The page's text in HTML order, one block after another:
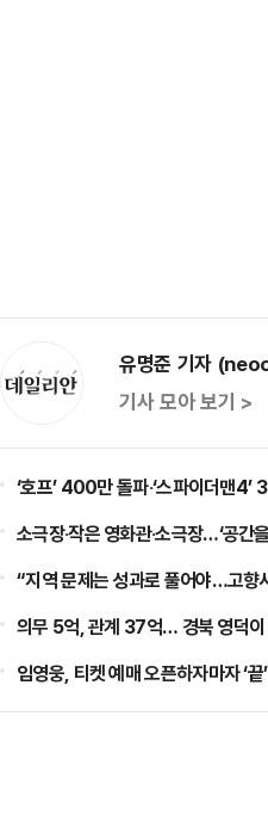
유명준 기자
기사 모아 보기 >
‘호프’ 400만 돌파‧‘스파이더맨4’
소극장‧작은 영화관‧소극장…‘공간
“지역 문제는 성과로 풀어야…고향
의무 5억, 관계 37억… 경북 영덕이
임영웅, 티켓 예매 오픈하자마자 ‘끝’